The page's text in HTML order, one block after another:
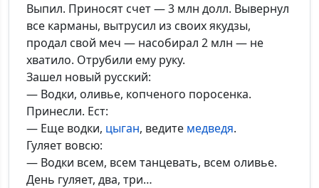
Выпил. Приносят счет — 3 млн долл. Вывернул
все карманы, вытрусил из своих якудзы,
продал свой меч — насобирал 2 млн — не
хватило. Отрубили ему руку.
Зашел новый русский:
— Водки, оливье, копченого поросенка.
Принесли. Ест:
— Еще водки, цыган, ведите медведя.
Гуляет вовсю:
— Водки всем, всем танцевать, всем оливье.
День гуляет, два, три…